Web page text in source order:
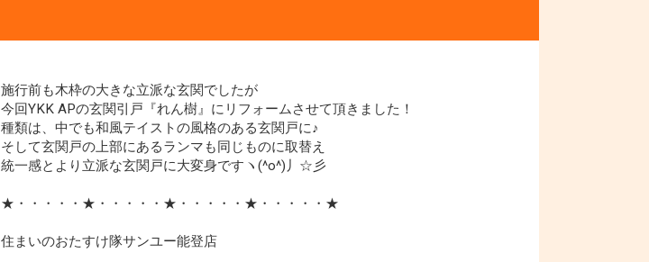
施行前も木枠の大きな立派な玄関でしたが
今回YKK APの玄関引戸『れん樹』にリフォームさせて頂きました！
種類は、中でも和風テイストの風格のある玄関戸に♪
そして玄関戸の上部にあるランマも同じものに取替え
統一感とより立派な玄関戸に大変身ですヽ(^o^)丿☆彡
★・・・・・★・・・・・★・・・・・★・・・・・★
住まいのおたすけ隊サンユー能登店